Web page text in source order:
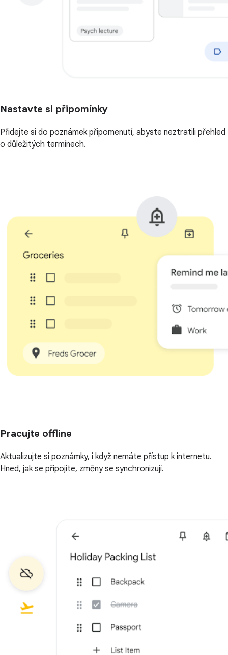
Nastavte si připomínky
Přidejte si do poznámek připomenutí, abyste neztratili přehled
o důležitých termínech.
Pracujte offline
Aktualizujte si poznámky, i když nemáte přístup k internetu.
Hned, jak se připojíte, změny se synchronizují.